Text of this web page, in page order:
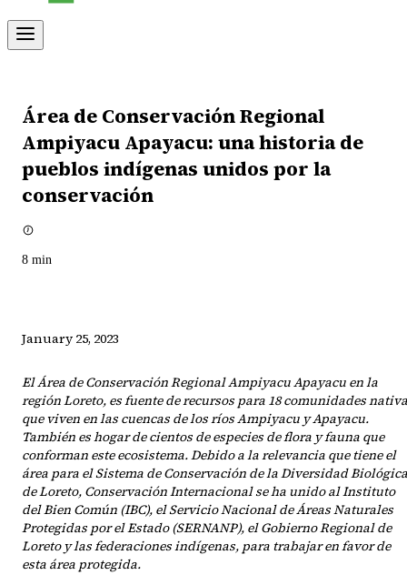
Área de Conservación Regional
Ampiyacu Apayacu: una historia de
pueblos indígenas unidos por la
conservación
8 min
January 25, 2023
El Área de Conservación Regional Ampiyacu Apayacu en la
región Loreto, es fuente de recursos para 18 comunidades
que viven en las cuencas de los ríos Ampiyacu y Apayacu.
También es hogar de cientos de especies de flora y fauna que
conforman este ecosistema. Debido a la relevancia que tiene el
área para el Sistema de Conservación de la Diversidad Biológica
de Loreto, Conservación Internacional se ha unido al Instituto
del Bien Común (IBC), el Servicio Nacional de Áreas Naturales
Protegidas por el Estado (SERNANP), el Gobierno Regional de
Loreto y las federaciones indígenas, para trabajar en favor de
esta área protegida.